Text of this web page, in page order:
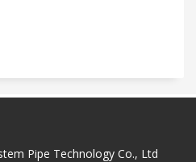
Pipe Technology Co., Ltd